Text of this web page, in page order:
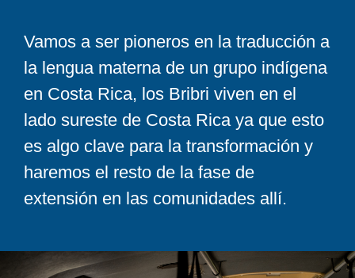
Vamos a ser pioneros en la traducción a
la lengua materna de un grupo indígena
en Costa Rica, los Bribri viven en el
lado sureste de Costa Rica ya que esto
es algo clave para la transformación y
haremos el resto de la fase de
extensión en las comunidades allí.